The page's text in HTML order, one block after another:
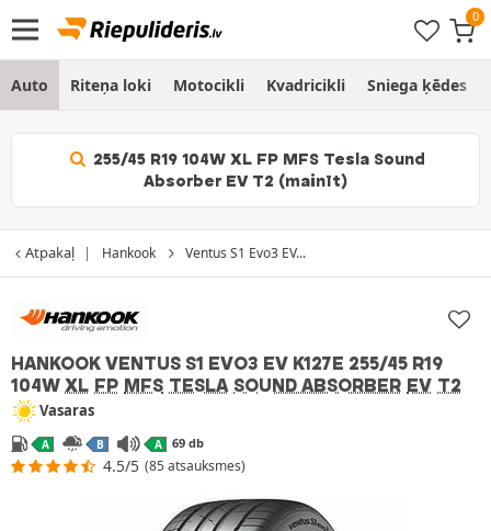
Auto Riteņa loki Motocikli Kvadricikli Sniega ķēdes
255/45 R19 104W XL FP MFS Tesla Sound
Absorber EV T2 (mainīt)
Atpakaļ Hankook Ventus S1 Evo3 EV...
HANKOOK VENTUS S1 EVO3 EV K127E 255/45 R19
104W XL FP MFS TESLA SOUND ABSORBER EV T2
Vasaras
A B A 69 db
4.5/5 (85 atsauksmes)